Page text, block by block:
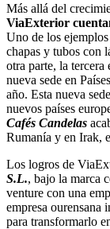
Más allá del
ViaExterior
Uno de los ejemplos
chapas y tubos con
otra parte, la tercera
nueva sede en
año. Esta nueva
nuevos países
Cafés Candelas
Rumanía y en Irak,
Los logros de
S.L., bajo la marca
venture con una
empresa ourensana
para transformarlo